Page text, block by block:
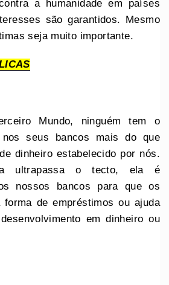
a humanidade em países
são garantidos. Mesmo
seja muito importante.
Mundo, ninguém tem o
seus bancos mais do que
dinheiro estabelecido por nós.
ultrapassa o tecto, ela é
nossos bancos para que os
de empréstimos ou ajuda
em dinheiro ou